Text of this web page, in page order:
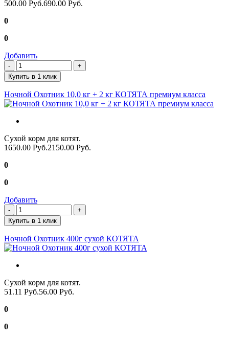
500.00 Руб.690.00 Руб.
0
0
Добавить
Купить в 1 клик
Ночной Охотник 10,0 кг + 2 кг КОТЯТА премиум класса
Сухой корм для котят.
1650.00 Руб.2150.00 Руб.
0
0
Добавить
Купить в 1 клик
Ночной Охотник 400г сухой КОТЯТА
Сухой корм для котят.
51.11 Руб.56.00 Руб.
0
0